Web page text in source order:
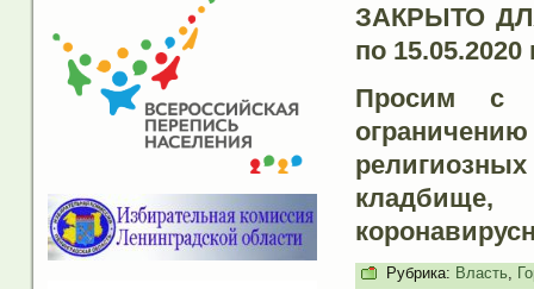
ЗАКРЫТО
по 15.05.2020
Просим с
Рубрика: Власть,